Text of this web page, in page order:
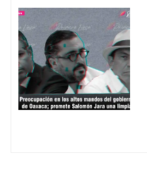
e
n
t
r